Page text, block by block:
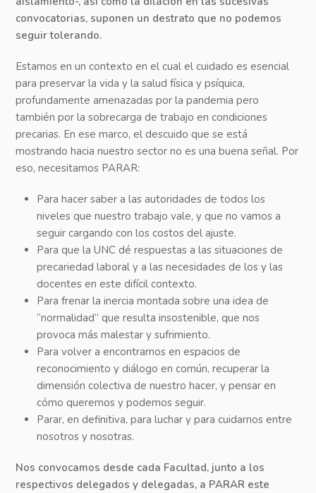
convocatorias, suponen un destrato que no podemos
seguir tolerando.
Estamos en un contexto en el cual el cuidado es esencial
para preservar la vida y la salud física y psíquica,
profundamente amenazadas por la pandemia pero
también por la sobrecarga de trabajo en condiciones
precarias. En ese marco, el descuido que se está
mostrando hacia nuestro sector no es una buena señal. Por
eso, necesitamos PARAR:
Para hacer saber a las autoridades de todos los
niveles que nuestro trabajo vale, y que no vamos a
seguir cargando con los costos del ajuste.
Para que la UNC dé respuestas a las situaciones de
precariedad laboral y a las necesidades de los y las
docentes en este difícil contexto.
Para frenar la inercia montada sobre una idea de
“normalidad” que resulta insostenible, que nos
provoca más malestar y sufrimiento.
Para volver a encontrarnos en espacios de
reconocimiento y diálogo en común, recuperar la
dimensión colectiva de nuestro hacer, y pensar en
cómo queremos y podemos seguir.
Parar, en definitiva, para luchar y para cuidarnos entre
nosotros y nosotras.
Nos convocamos desde cada Facultad, junto a los
respectivos delegados y delegadas, a PARAR este